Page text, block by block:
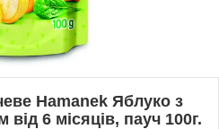
Hamanek Яблуко з
6 місяців, пауч 100г.